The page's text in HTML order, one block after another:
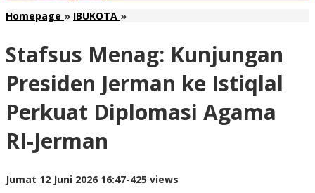
Homepage » IBUKOTA »Stafsus
Presiden
Jerman
ke
Istiqlal
Perkuat
Diplomasi
Stafsus Menag: Kunjungan
Presiden Jerman ke Istiqlal
Perkuat Diplomasi Agama
RI-Jerman
Jumat 12 Juni 2026 16:47oleh
-425 views